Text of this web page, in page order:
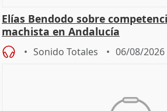
Elías Bendodo sobre
machista en Andalucía
Sonido Totales 06/08/2026